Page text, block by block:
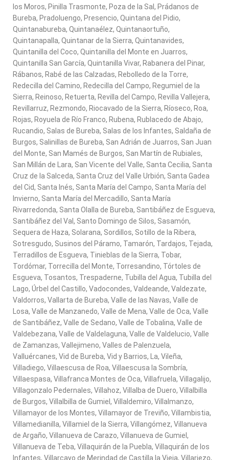
los Moros, Pinilla Trasmonte, Poza de la Sal, Prádanos de
Bureba, Pradoluengo, Presencio, Quintana del Pidio,
Quintanabureba, Quintanaélez, Quintanaortuño,
Quintanapalla, Quintanar de la Sierra, Quintanavides,
Quintanilla del Coco, Quintanilla del Monte en Juarros,
Quintanilla San García, Quintanilla Vivar, Rabanera del Pinar,
Rábanos, Rabé de las Calzadas, Rebolledo de la Torre,
Redecilla del Camino, Redecilla del Campo, Regumiel de la
Sierra, Reinoso, Retuerta, Revilla del Campo, Revilla Vallejera,
Revillarruz, Rezmondo, Riocavado de la Sierra, Ríoseco, Roa,
Rojas, Royuela de Río Franco, Rubena, Rublacedo de Abajo,
Rucandio, Salas de Bureba, Salas de los Infantes, Saldaña de
Burgos, Salinillas de Bureba, San Adrián de Juarros, San Juan
del Monte, San Mamés de Burgos, San Martín de Rubiales,
San Millán de Lara, San Vicente del Valle, Santa Cecilia, Santa
Cruz de la Salceda, Santa Cruz del Valle Urbión, Santa Gadea
del Cid, Santa Inés, Santa María del Campo, Santa María del
Invierno, Santa María del Mercadillo, Santa María
Rivarredonda, Santa Olalla de Bureba, Santibáñez de Esgueva,
Santibáñez del Val, Santo Domingo de Silos, Sasamón,
Sequera de Haza, Solarana, Sordillos, Sotillo de la Ribera,
Sotresgudo, Susinos del Páramo, Tamarón, Tardajos, Tejada,
Terradillos de Esgueva, Tinieblas de la Sierra, Tobar,
Tordómar, Torrecilla del Monte, Torresandino, Tórtoles de
Esgueva, Tosantos, Trespaderne, Tubilla del Agua, Tubilla del
Lago, Úrbel del Castillo, Vadocondes, Valdeande, Valdezate,
Valdorros, Vallarta de Bureba, Valle de las Navas, Valle de
Losa, Valle de Manzanedo, Valle de Mena, Valle de Oca, Valle
de Santibáñez, Valle de Sedano, Valle de Tobalina, Valle de
Valdebezana, Valle de Valdelaguna, Valle de Valdelucio, Valle
de Zamanzas, Vallejimeno, Valles de Palenzuela,
Valluércanes, Vid de Bureba, Vid y Barrios, La, Vileña,
Villadiego, Villaescusa de Roa, Villaescusa la Sombría,
Villaespasa, Villafranca Montes de Oca, Villafruela, Villagalijo,
Villagonzalo Pedernales, Villahoz, Villalba de Duero, Villalbilla
de Burgos, Villalbilla de Gumiel, Villaldemiro, Villalmanzo,
Villamayor de los Montes, Villamayor de Treviño, Villambistia,
Villamedianilla, Villamiel de la Sierra, Villangómez, Villanueva
de Argaño, Villanueva de Carazo, Villanueva de Gumiel,
Villanueva de Teba, Villaquirán de la Puebla, Villaquirán de los
Infantes, Villarcayo de Merindad de Castilla la Vieja, Villariezo,